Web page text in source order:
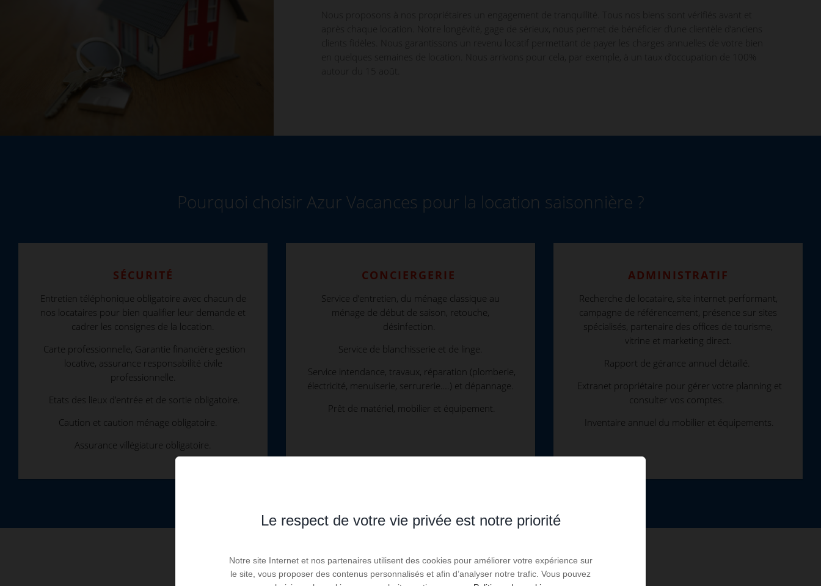
Nous proposons à nos propriétaires un engagement de tranquillité. Tous nos biens sont vérifiés avant et
après chaque location. Notre longévité, gage de sérieux, nous permet de bénéficier d’une clientèle d’anciens
clients fidèles. Nous garantissons un revenu locatif permettant de payer les charges annuelles de votre bien
autour du 15 août.
Pourquoi choisir Azur Vacances pour la location saisonnière ?
SÉCURITÉ
Entretien téléphonique obligatoire avec chacun de
nos locataires pour bien qualifier leur demande et
cadrer les consignes de la location.
Carte professionnelle, Garantie financière gestion
locative, assurance responsabilité civile
professionnelle.
Etats des lieux d’entrée et de sortie obligatoire.
Caution et caution ménage obligatoire.
Assurance villégiature obligatoire.
CONCIERGERIE
Service d’entretien, du ménage classique au
ménage de début de saison, retouche,
désinfection.
Service de blanchisserie et de linge.
Service intendance, travaux, réparation (plomberie,
électricité, menuiserie, serrurerie….) et dépannage.
Prêt de matériel, mobilier et équipement.
ADMINISTRATIF
Recherche de locataire, site internet performant,
campagne de référencement, présence sur sites
spécialisés, partenaire des offices de tourisme,
vitrine et marketing direct.
Rapport de gérance annuel détaillé.
Extranet propriétaire pour gérer votre planning et
consulter vos comptes.
Inventaire annuel du mobilier et équipements.
Le respect de votre vie privée est notre priorité
Notre site Internet et nos partenaires utilisent des cookies pour améliorer votre expérience sur
le site, vous proposer des contenus personnalisés et afin d’analyser notre trafic. Vous pouvez